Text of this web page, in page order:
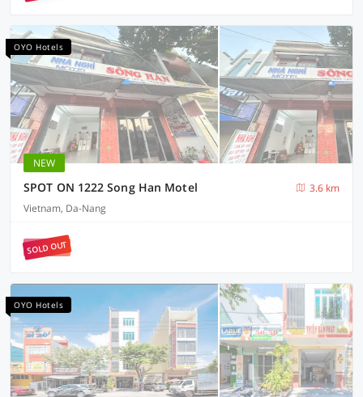
OYO Hotels
NEW
SPOT ON 1222 Song Han Motel
3.6 km
Vietnam, Da-Nang
SOLD OUT
OYO Hotels